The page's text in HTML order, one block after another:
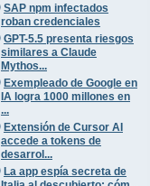
SAP npm infectados
roban credenciales
GPT-5.5 presenta riesgos
similares a Claude
Mythos...
Exempleado de Google en
IA logra 1000 millones en
...
Extensión de Cursor AI
accede a tokens de
desarrol...
La app espía secreta de